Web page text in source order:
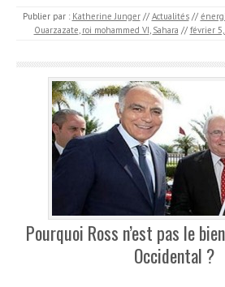
Publier par : Katherine Junger // Actualités //
Ouarzazate, roi mohammed VI, Sahara // février
Pourquoi Ross n’est pas le
Occidental ?